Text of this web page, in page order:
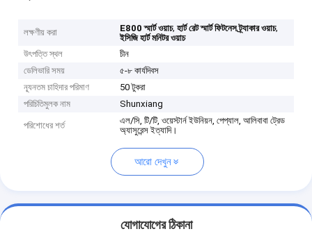
লক্ষণীয় করা E800 স্মার্ট ওয়াচ,হার্ট রেট স্মার্ট ফিটনেস ট্র্যাকার ওয়াচ,
ইসিজি হার্ট মনিটর ওয়াচ
উৎপত্তি স্থল
চীন
ডেলিভারি সময়
৫-৮ কার্যদিবস
ন্যূনতম চাহিদার পরিমাণ
50 টুকরা
পরিচিতিমুলক নাম
Shunxiang
পরিশোধের শর্ত
এল/সি, টি/টি, ওয়েস্টার্ন ইউনিয়ন, পেপ্যাল, আলিবাবা ট্রেড
অ্যাসুরেন্স ইত্যাদি।
আরো দেখুন
যোগাযোগের ঠিকানা